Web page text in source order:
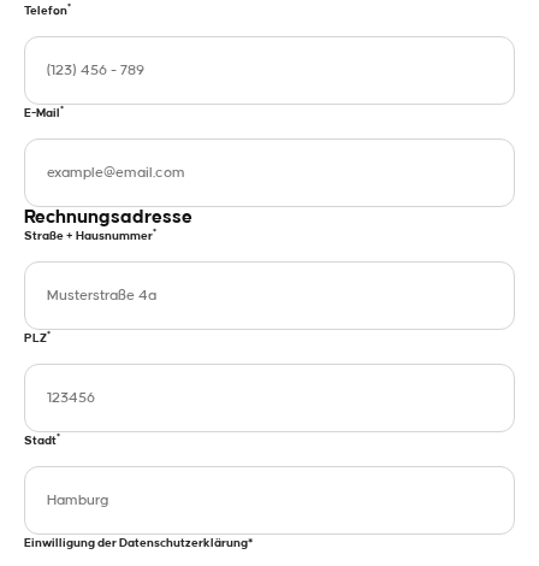
Telefon*
E-Mail *
Rechnungsadresse
Straße + Hausnummer*
PLZ*
Stadt*
Einwilligung der Datenschutzerklärung*